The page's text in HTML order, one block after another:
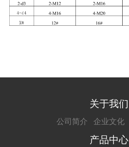
关于我们
公司简介 企业文化
产品中心